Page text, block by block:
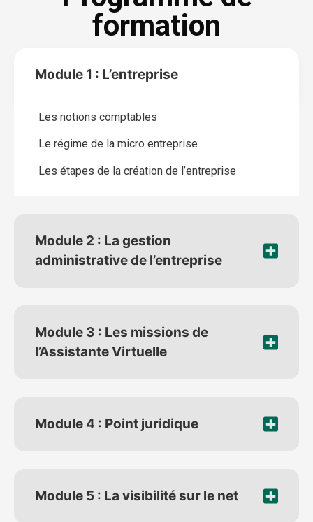
formation
Module 1 : L’entreprise
Les notions comptables
Le régime de la micro entreprise
Les étapes de la création de l’entreprise
Module 2 : La gestion
administrative de l’entreprise
Module 3 : Les missions de
l’Assistante Virtuelle
Module 4 : Point juridique
Module 5 : La visibilité sur le net